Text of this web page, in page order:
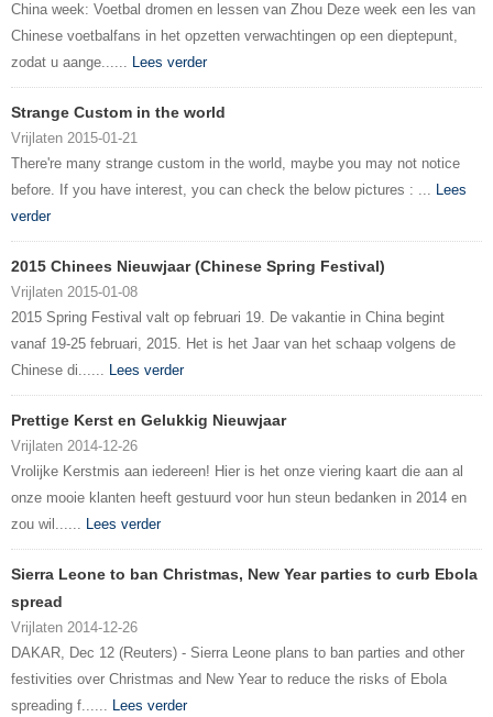
China week: Voetbal dromen en lessen van Zhou Deze week een les van
Chinese voetbalfans in het opzetten verwachtingen op een dieptepunt,
zodat u aange...... Lees verder
Strange Custom in the world
Vrijlaten 2015-01-21
There're many strange custom in the world, maybe you may not notice
before. If you have interest, you can check the below pictures : ... Lees
verder
2015 Chinees Nieuwjaar (Chinese Spring Festival)
Vrijlaten 2015-01-08
2015 Spring Festival valt op februari 19. De vakantie in China begint
vanaf 19-25 februari, 2015. Het is het Jaar van het schaap volgens de
Chinese di...... Lees verder
Prettige Kerst en Gelukkig Nieuwjaar
Vrijlaten 2014-12-26
Vrolijke Kerstmis aan iedereen! Hier is het onze viering kaart die aan al
onze mooie klanten heeft gestuurd voor hun steun bedanken in 2014 en
zou wil...... Lees verder
Sierra Leone to ban Christmas, New Year parties to curb Ebola
spread
Vrijlaten 2014-12-26
DAKAR, Dec 12 (Reuters) - Sierra Leone plans to ban parties and other
festivities over Christmas and New Year to reduce the risks of Ebola
spreading f...... Lees verder